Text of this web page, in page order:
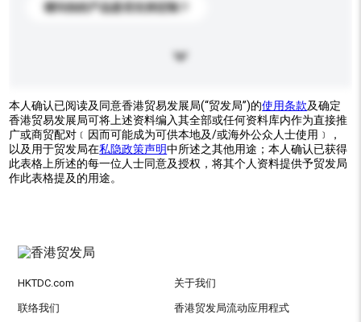
请问你的产品是否支持定制？
本人确认已阅读及同意香港贸易发展局(“贸发局”)的使用条款及确定
香港贸易发展局可将上述资料编入其全部或任何资料库内作为直接推
广或商贸配对﹝因而可能成为可供本地及/或海外公众人士使用﹞，
以及用于贸发局在私隐政策声明中所述之其他用途；本人确认已获得
此表格上所述的每一位人士同意及授权，将其个人资料提供予贸发局
作此表格提及的用途。
HKTDC.com 关于我们
联络我们 香港贸发局流动应用程式